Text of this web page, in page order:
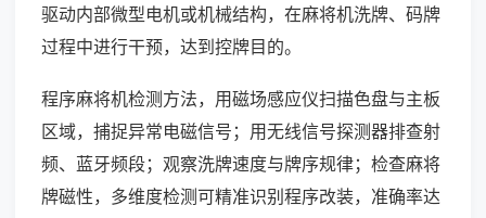
驱动内部微型电机或机械结构，在麻将机洗牌、码牌
过程中进行干预，达到控牌目的。
程序麻将机检测方法，用磁场感应仪扫描色盘与主板
区域，捕捉异常电磁信号；用无线信号探测器排查射
频、蓝牙频段；观察洗牌速度与牌序规律；检查麻将
牌磁性，多维度检测可精准识别程序改装，准确率达